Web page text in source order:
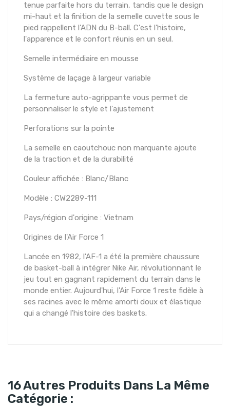
tenue parfaite hors du terrain, tandis que le design
mi-haut et la finition de la semelle cuvette sous le
pied rappellent l'ADN du B-ball. C'est l'histoire,
l'apparence et le confort réunis en un seul.
Semelle intermédiaire en mousse
Système de laçage à largeur variable
La fermeture auto-agrippante vous permet de
personnaliser le style et l'ajustement
Perforations sur la pointe
La semelle en caoutchouc non marquante ajoute
de la traction et de la durabilité
Couleur affichée : Blanc/Blanc
Modèle : CW2289-111
Pays/région d'origine : Vietnam
Origines de l'Air Force 1
Lancée en 1982, l'AF-1 a été la première chaussure
de basket-ball à intégrer Nike Air, révolutionnant le
jeu tout en gagnant rapidement du terrain dans le
monde entier. Aujourd'hui, l'Air Force 1 reste fidèle à
ses racines avec le même amorti doux et élastique
qui a changé l'histoire des baskets.
16 Autres Produits Dans La Même
Catégorie :